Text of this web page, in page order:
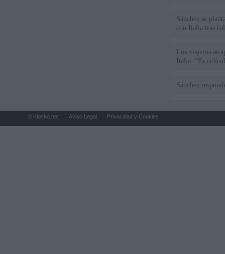
Sánchez se
con Italia tras
Los viajeros
Italia: “Es
Sánchez
© Kiosko.net Aviso Legal Privacidad y Cookies